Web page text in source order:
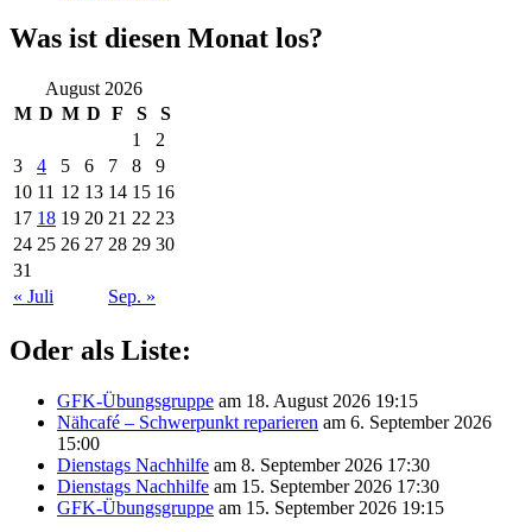
Was ist diesen Monat los?
August 2026
M D M D F S
S
1
2
3
4 5 6 7 8
9
10 11 12 13 14 15 16
17 18 19 20 21 22 23
24 25 26 27 28 29 30
31
« Juli
Sep. »
Oder als Liste:
GFK-Übungsgruppe am 18. August 2026 19:15
Nähcafé – Schwerpunkt reparieren am 6. September 2026
15:00
Dienstags Nachhilfe am 8. September 2026 17:30
Dienstags Nachhilfe am 15. September 2026 17:30
GFK-Übungsgruppe am 15. September 2026 19:15